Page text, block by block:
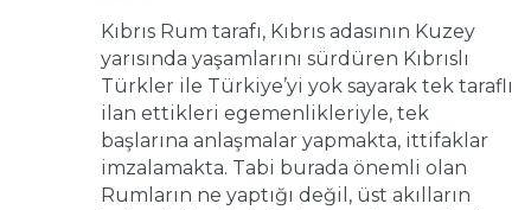
Kıbrıs Rum tarafı, Kıbrıs adasının Kuzey
yarısında yaşamlarını sürdüren Kıbrıslı
Türkler ile Türkiye’yi yok sayarak tek taraflı
ilan ettikleri egemenlikleriyle, tek
başlarına anlaşmalar yapmakta, ittifaklar
imzalamakta. Tabi burada önemli olan
Rumların ne yaptığı değil, üst akılların